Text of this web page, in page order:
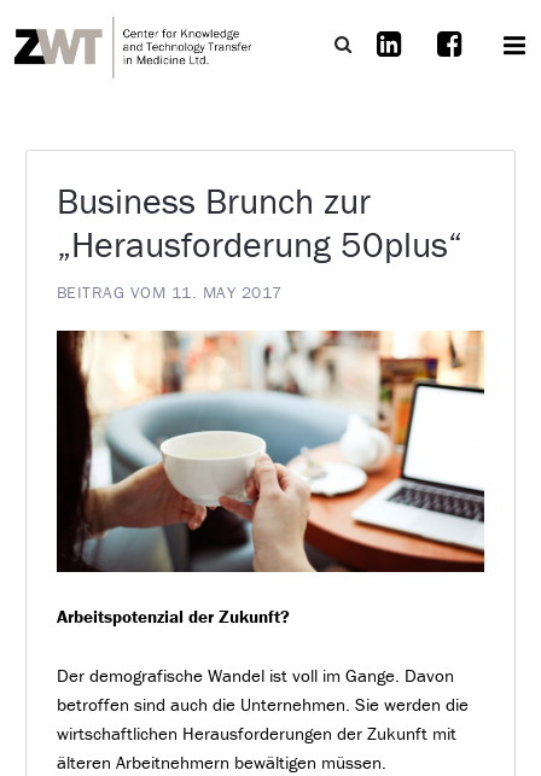
Business Brunch zur
„Herausforderung 50plus“
BEITRAG VOM 11. MAY 2017
Arbeitspotenzial der Zukunft?
Der demografische Wandel ist voll im Gange. Davon
betroffen sind auch die Unternehmen. Sie werden die
wirtschaftlichen Herausforderungen der Zukunft mit
älteren Arbeitnehmern bewältigen müssen.